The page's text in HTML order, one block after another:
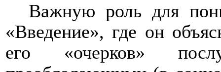
Важную роль для
«Введение», где он
его «очерков»